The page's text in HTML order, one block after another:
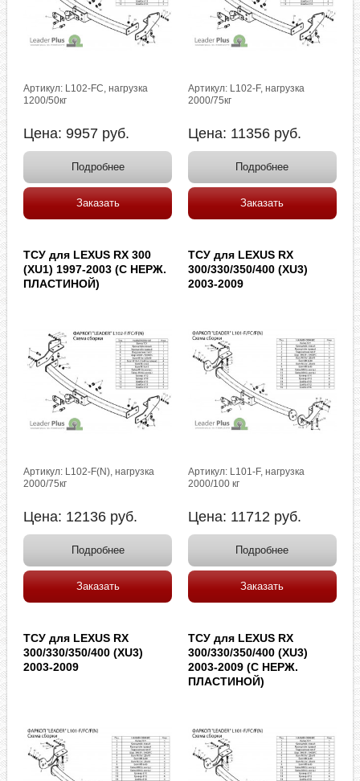
Артикул: L102-FC, нагрузка
1200/50кг
Цена:9957 руб.
Подробнее
Заказать
Артикул: L102-F, нагрузка
2000/75кг
Цена: 11356 руб.
Подробнее
Заказать
ТСУ для LEXUS RX 300
(XU1) 1997-2003 (C НЕРЖ.
ПЛАСТИНОЙ)
Артикул: L102-F(N), нагрузка
2000/75кг
Цена: 12136 руб.
Подробнее
Заказать
ТСУ для LEXUS RX
300/330/350/400 (XU3)
2003-2009
Артикул: L101-F, нагрузка
2000/100 кг
Цена: 11712 руб.
Подробнее
Заказать
ТСУ для LEXUS RX
300/330/350/400 (XU3)
2003-2009
ТСУ для LEXUS RX
300/330/350/400 (XU3)
2003-2009 (C НЕРЖ.
ПЛАСТИНОЙ)